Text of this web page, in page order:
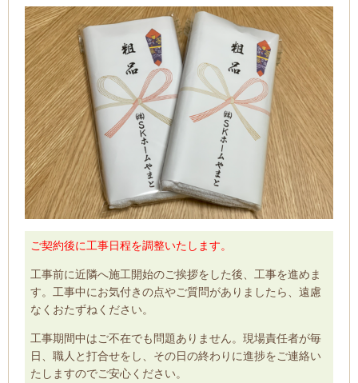
ご契約後に工事日程を調整いたします。
工事前に近隣へ施工開始のご挨拶をした後、工事を進めま
す。工事中にお気付きの点やご質問がありましたら、遠慮
なくおたずねください。
工事期間中はご不在でも問題ありません。現場責任者が毎
日、職人と打合せをし、その日の終わりに進捗をご連絡い
たしますのでご安心ください。